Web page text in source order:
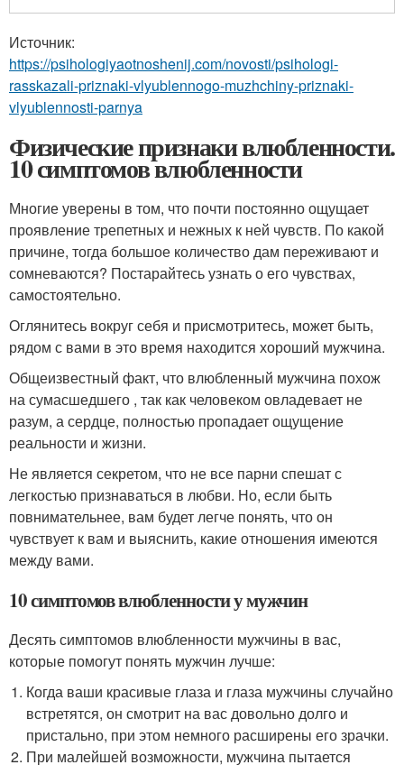
Источник:
https://psihologiyaotnoshenij.com/novosti/psihologi-
rasskazali-priznaki-vlyublennogo-muzhchiny-priznaki-
vlyublennosti-parnya
Физические признаки влюбленности.
10 симптомов влюбленности
Многие уверены в том, что почти постоянно ощущает
проявление трепетных и нежных к ней чувств. По какой
причине, тогда большое количество дам переживают и
сомневаются? Постарайтесь узнать о его чувствах,
самостоятельно.
Оглянитесь вокруг себя и присмотритесь, может быть,
рядом с вами в это время находится хороший мужчина.
Общеизвестный факт, что влюбленный мужчина похож
на сумасшедшего , так как человеком овладевает не
разум, а сердце, полностью пропадает ощущение
реальности и жизни.
Не является секретом, что не все парни спешат с
легкостью признаваться в любви. Но, если быть
повнимательнее, вам будет легче понять, что он
чувствует к вам и выяснить, какие отношения имеются
между вами.
10 симптомов влюбленности у мужчин
Десять симптомов влюбленности мужчины в вас,
которые помогут понять мужчин лучше:
Когда ваши красивые глаза и глаза мужчины случайно
встретятся, он смотрит на вас довольно долго и
пристально, при этом немного расширены его зрачки.
При малейшей возможности, мужчина пытается